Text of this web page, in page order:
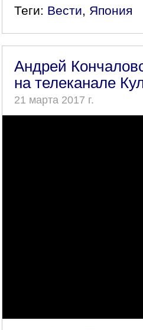
Теги: Вести, Япония
Андрей
на телеканале
21 марта 2017 г.